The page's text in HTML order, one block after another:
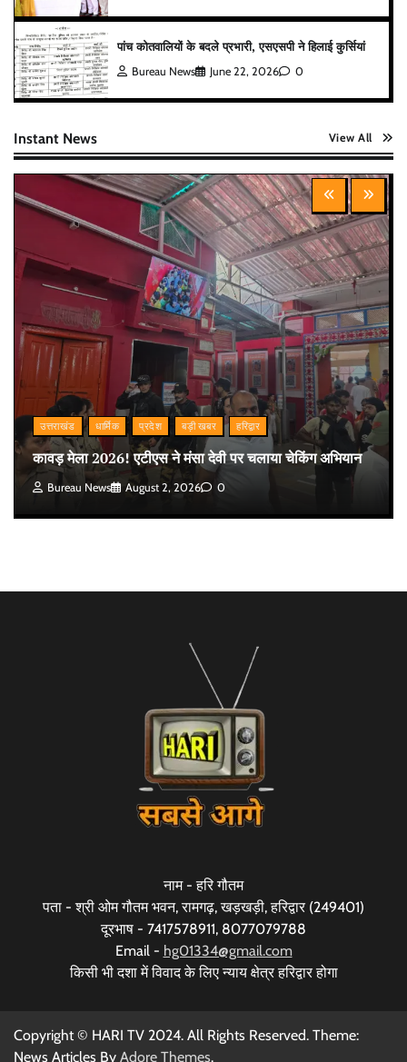
पांच कोतवालियों के बदले प्रभारी, एसएसपी ने हिलाई कुर्सियां
Bureau News June 22, 2026 0
Instant News View All
उत्तराखंड धार्मिक प्रदेश बड़ी खबर हरिद्वार
कावड़ मेला 2026! एटीएस ने मंसा देवी पर चलाया चेकिंग अभियान
Bureau News August 2, 2026 0
नाम - हरि गौतम
पता - श्री ओम गौतम भवन, रामगढ़, खड़खड़ी, हरिद्वार (249401)
दूरभाष - 7417578911, 8077079788
Email - hg01334@gmail.com
किसी भी दशा में विवाद के लिए न्याय क्षेत्र हरिद्वार होगा
Copyright © HARI TV 2024. All Rights Reserved. Theme:
News Articles By Adore Themes.